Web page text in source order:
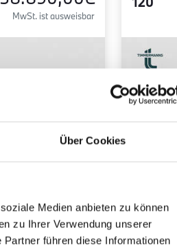
Über Cookies
Medien anbieten zu können
zu Ihrer Verwendung unserer
führen diese Informationen
MwSt. ist ausweisbar
324.0€
mtl. Rate
inkl. MwSt.
Benzin
Kraftstoff